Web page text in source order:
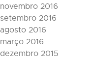
novembro 2016
setembro 2016
agosto 2016
março 2016
dezembro 2015